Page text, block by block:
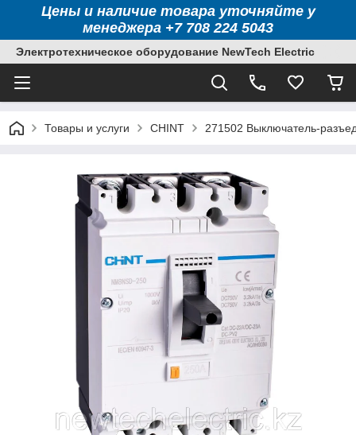
Цены и наличие товара уточняйте у
менеджера +7 708 224 5043
Электротехническое оборудование NewTech Electric
Товары и услуги CHINT 271502 Выключатель-